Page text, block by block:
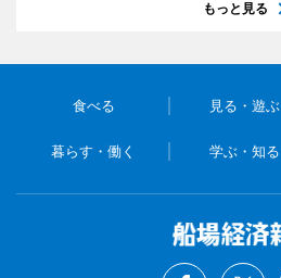
もっと見る
食べる 見る・遊ぶ
暮らす・働く 学ぶ・知る